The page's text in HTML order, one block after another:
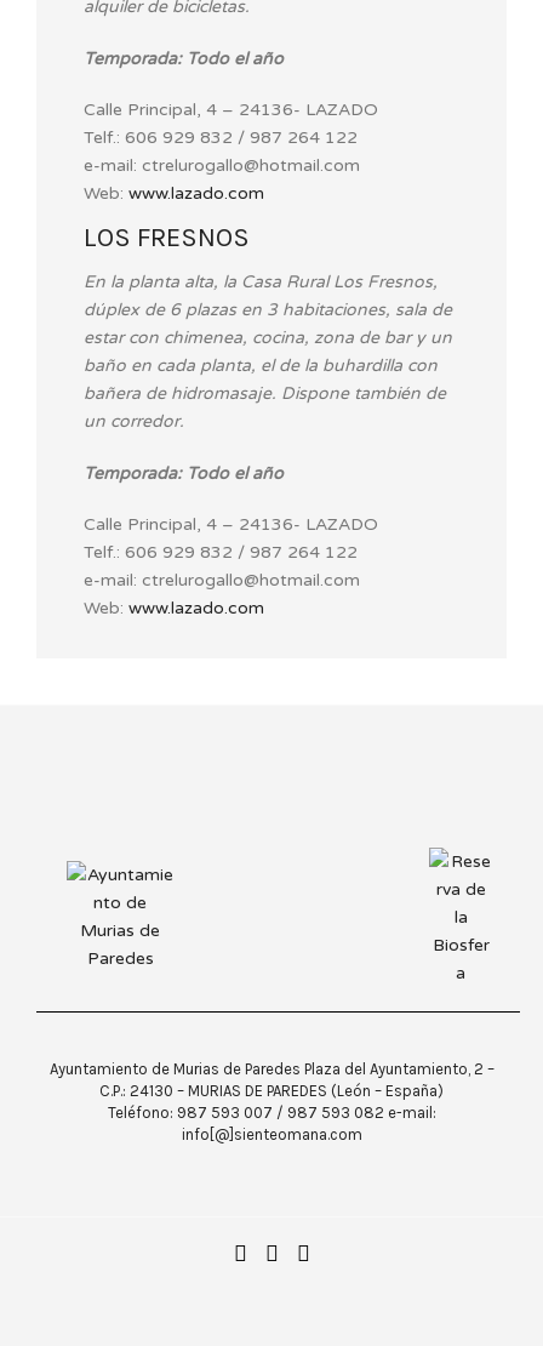
alquiler de bicicletas.
Temporada: Todo el año
Calle Principal, 4 – 24136- LAZADO
Telf.: 606 929 832 / 987 264 122
e-mail: ctrelurogallo@hotmail.com
Web: www.lazado.com
LOS FRESNOS
En la planta alta, la Casa Rural Los Fresnos,
dúplex de 6 plazas en 3 habitaciones, sala de
estar con chimenea, cocina, zona de bar y un
baño en cada planta, el de la buhardilla con
bañera de hidromasaje. Dispone también de
un corredor.
Temporada: Todo el año
Calle Principal, 4 – 24136- LAZADO
Telf.: 606 929 832 / 987 264 122
e-mail: ctrelurogallo@hotmail.com
Web: www.lazado.com
Ayuntamiento de Murias de Paredes Plaza del Ayuntamiento, 2 –
C.P.: 24130 – MURIAS DE PAREDES (León – España)
Teléfono: 987 593 007 / 987 593 082 e-mail:
info[@]sienteomana.com